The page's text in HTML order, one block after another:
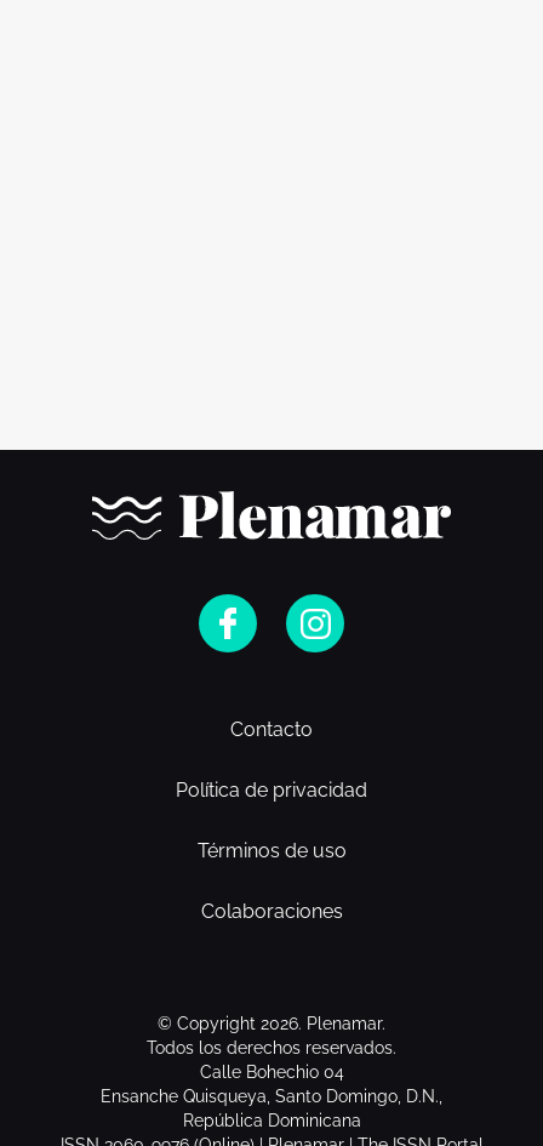
Contacto
Política de privacidad
Términos de uso
Colaboraciones
© Copyright 2026. Plenamar.
Todos los derechos reservados.
Calle Bohechio 04
Ensanche Quisqueya, Santo Domingo, D.N.,
República Dominicana